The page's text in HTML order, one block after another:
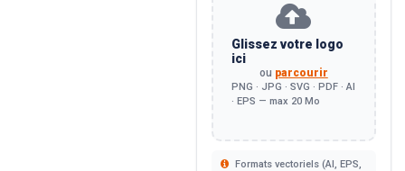
Glissez votre logo
ici
ou parcourir
PNG · JPG · SVG · PDF · AI
· EPS — max 20 Mo
Formats vectoriels (AI, EPS,